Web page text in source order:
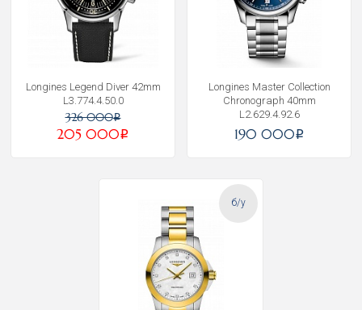
Longines Legend Diver 42mm
L3.774.4.50.0
326 000i
205 000i
Longines Master Collection
Chronograph 40mm
L2.629.4.92.6
190 000i
б/у